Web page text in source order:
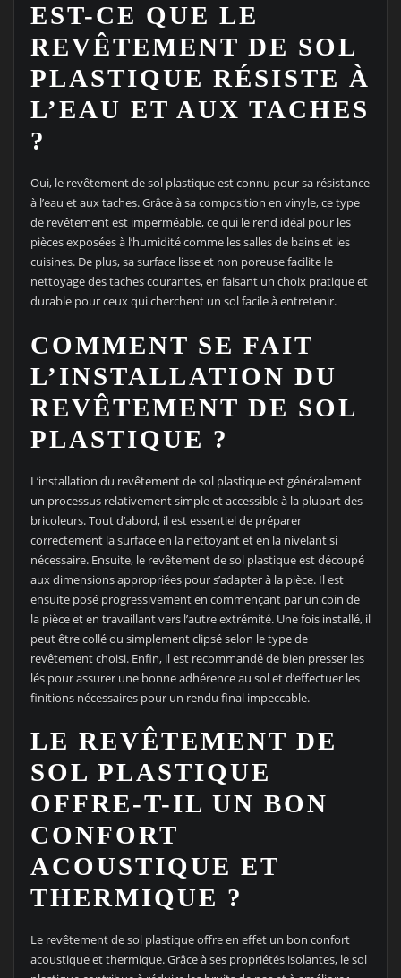
EST-CE QUE LE
REVÊTEMENT DE SOL
PLASTIQUE RÉSISTE À
L’EAU ET AUX TACHES
?
Oui, le revêtement de sol plastique est connu pour sa résistance
à l’eau et aux taches. Grâce à sa composition en vinyle, ce type
de revêtement est imperméable, ce qui le rend idéal pour les
pièces exposées à l’humidité comme les salles de bains et les
cuisines. De plus, sa surface lisse et non poreuse facilite le
nettoyage des taches courantes, en faisant un choix pratique et
durable pour ceux qui cherchent un sol facile à entretenir.
COMMENT SE FAIT
L’INSTALLATION DU
REVÊTEMENT DE SOL
PLASTIQUE ?
L’installation du revêtement de sol plastique est généralement
un processus relativement simple et accessible à la plupart des
bricoleurs. Tout d’abord, il est essentiel de préparer
correctement la surface en la nettoyant et en la nivelant si
nécessaire. Ensuite, le revêtement de sol plastique est découpé
aux dimensions appropriées pour s’adapter à la pièce. Il est
ensuite posé progressivement en commençant par un coin de
la pièce et en travaillant vers l’autre extrémité. Une fois installé, il
peut être collé ou simplement clipsé selon le type de
revêtement choisi. Enfin, il est recommandé de bien presser les
lés pour assurer une bonne adhérence au sol et d’effectuer les
finitions nécessaires pour un rendu final impeccable.
LE REVÊTEMENT DE
SOL PLASTIQUE
OFFRE-T-IL UN BON
CONFORT
ACOUSTIQUE ET
THERMIQUE ?
Le revêtement de sol plastique offre en effet un bon confort
acoustique et thermique. Grâce à ses propriétés isolantes, le sol